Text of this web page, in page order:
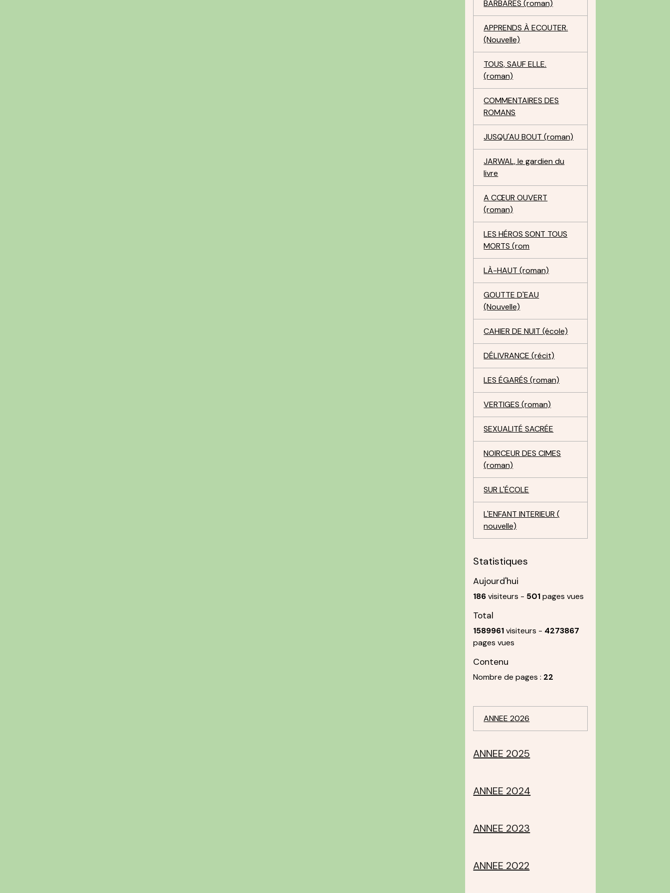
BARBARES (roman)
APPRENDS À ECOUTER.
(Nouvelle)
TOUS, SAUF ELLE.
(roman)
COMMENTAIRES DES
ROMANS
JUSQU'AU BOUT (roman)
JARWAL, le gardien du
livre
A CŒUR OUVERT
(roman)
LES HÉROS SONT TOUS
MORTS (rom
LÀ-HAUT (roman)
GOUTTE D'EAU
(Nouvelle)
CAHIER DE NUIT (école)
DÉLIVRANCE (récit)
LES ÉGARÉS (roman)
VERTIGES (roman)
SEXUALITÉ SACRÉE
NOIRCEUR DES CIMES
(roman)
SUR L'ÉCOLE
L'ENFANT INTERIEUR (
nouvelle)
Statistiques
Aujourd'hui
186visiteurs - 501pages vues
Total
1589961visiteurs - 4273867
pages vues
Contenu
Nombre de pages : 22
ANNEE 2026
ANNEE 2025
ANNEE 2024
ANNEE 2023
ANNEE 2022